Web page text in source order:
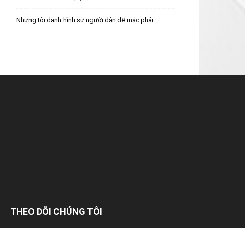
Những tội danh hình sự người dân dễ mắc phải
THEO DÕI CHÚNG TÔI